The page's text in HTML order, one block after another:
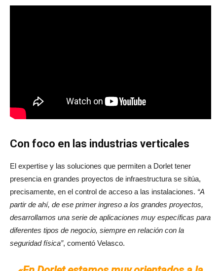
Con foco en las industrias verticales
El expertise y las soluciones que permiten a Dorlet tener
presencia en grandes proyectos de infraestructura se sitúa,
precisamente, en el control de acceso a las instalaciones. “A
partir de ahí, de ese primer ingreso a los grandes proyectos,
desarrollamos una serie de aplicaciones muy específicas para
diferentes tipos de negocio, siempre en relación con la
seguridad física”, comentó Velasco.